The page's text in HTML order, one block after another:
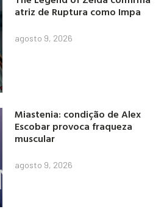
atriz de Ruptura como Impa
agosto 9, 2026
Miastenia: condição de Alex
Escobar provoca fraqueza
muscular
agosto 9, 2026